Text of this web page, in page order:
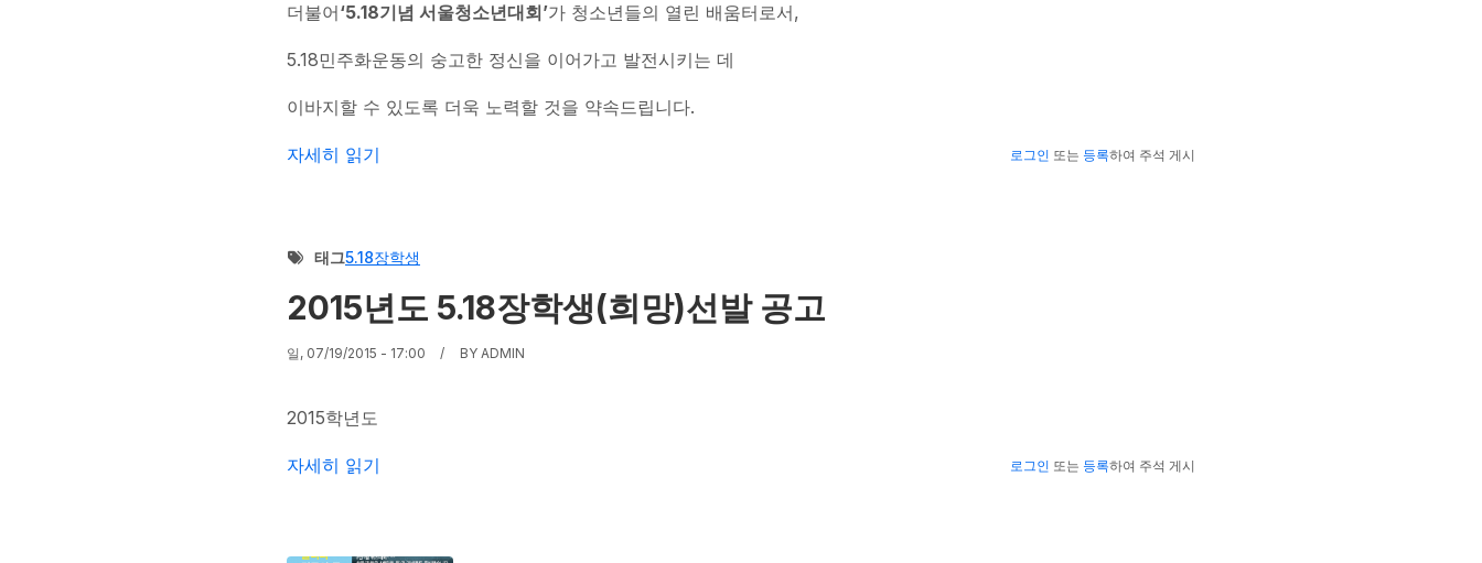
더불어‘5.18기념 서울청소년대회’가 청소년들의 열린 배움터로서,
5.18민주화운동의 숭고한 정신을 이어가고 발전시키는 데
이바지할 수 있도록 더욱 노력할 것을 약속드립니다.
축! 5.18골든벨 수상자 발표에 대해
자세히 읽기 로그인 또는 등록하여 주석 게시
태그5.18장학생
2015년도 5.18장학생(희망)선발 공고
일, 07/19/2015 - 17:00 BY ADMIN
2015학년도
2015년도 5.18장학생(희망)선발 공고에 대해
자세히 읽기 로그인 또는 등록하여 주석 게시